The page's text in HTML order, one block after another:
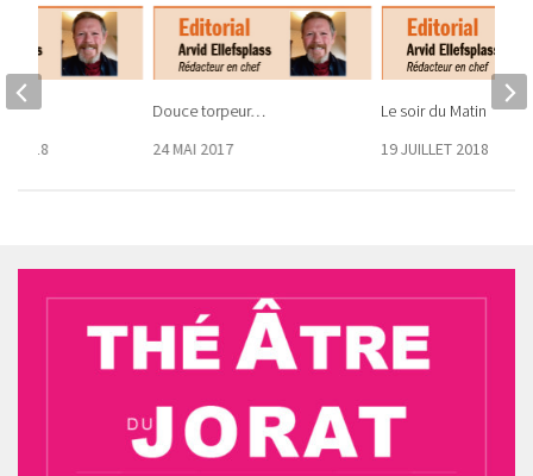
Douce torpeur…
24 MAI 2017
Le soir du Matin
19 JUILLET 2018
2018